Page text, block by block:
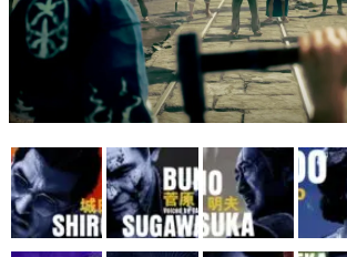
カテゴリ
女性向け
アプリレビュー